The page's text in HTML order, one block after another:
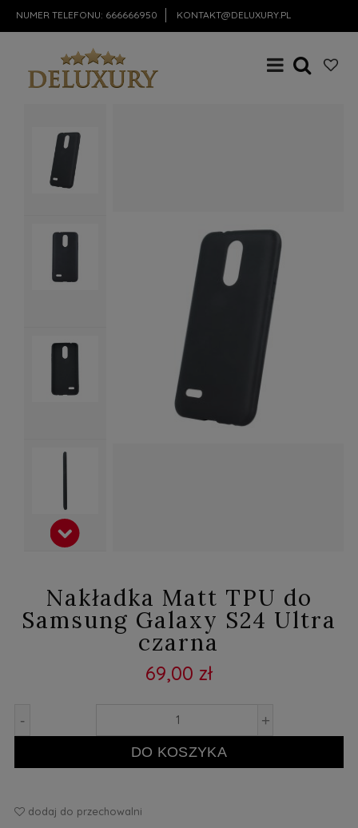
NUMER TELEFONU: 666666950 KONTAKT@DELUXURY.PL
Nakładka Matt TPU do
Samsung Galaxy S24 Ultra
czarna
69,00 zł
- +
DO KOSZYKA
dodaj do przechowalni